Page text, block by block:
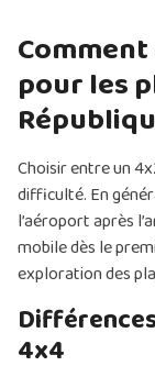
pour les
Choisir entre un
difficulté. En
l’aéroport après
mobile dès le
exploration des
4x4